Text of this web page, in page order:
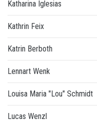
Katharina Iglesias
Kathrin Feix
Katrin Berboth
Lennart Wenk
Louisa Maria "Lou" Schmidt
Lucas Wenzl